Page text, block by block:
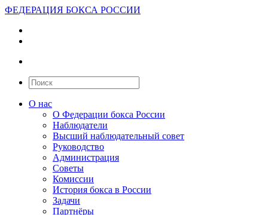
ФЕДЕРАЦИЯ БОКСА РОССИИ
О нас
О Федерации бокса России
Наблюдатели
Высший наблюдательный совет
Руководство
Администрация
Советы
Комиссии
История бокса в России
Задачи
Партнёры